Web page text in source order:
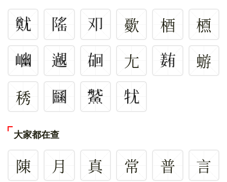
㱊 梄
槱
尢
蝣
䅎
大家都在查
陳 月 真 常 普 言